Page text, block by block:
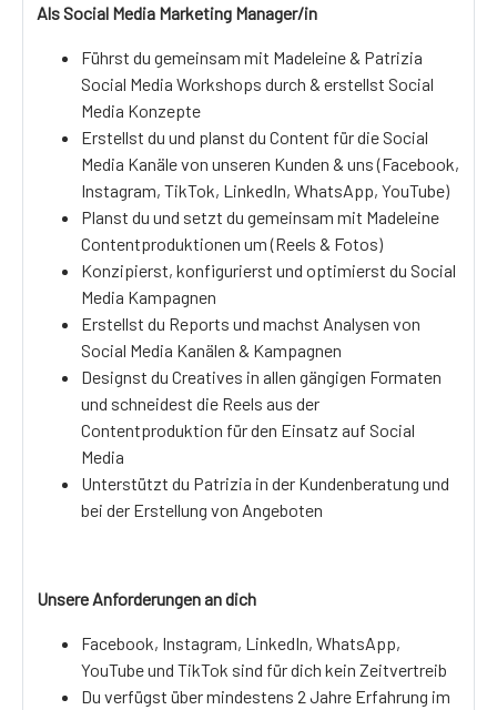
Als Social Media Marketing Manager/in
Führst du gemeinsam mit Madeleine & Patrizia
Social Media Workshops durch & erstellst Social
Media Konzepte
Erstellst du und planst du Content für die Social
Media Kanäle von unseren Kunden & uns (Facebook,
Instagram, TikTok, LinkedIn, WhatsApp, YouTube)
Planst du und setzt du gemeinsam mit Madeleine
Contentproduktionen um (Reels & Fotos)
Konzipierst, konfigurierst und optimierst du Social
Media Kampagnen
Erstellst du Reports und machst Analysen von
Social Media Kanälen & Kampagnen
Designst du Creatives in allen gängigen Formaten
und schneidest die Reels aus der
Contentproduktion für den Einsatz auf Social
Media
Unterstützt du Patrizia in der Kundenberatung und
bei der Erstellung von Angeboten
Unsere Anforderungen an dich
Facebook, Instagram, LinkedIn, WhatsApp,
YouTube und TikTok sind für dich kein Zeitvertreib
Du verfügst über mindestens 2 Jahre Erfahrung im